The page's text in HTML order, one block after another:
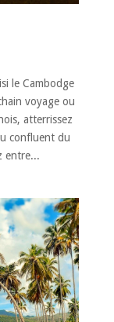
le Cambodge
voyage ou
atterrissez
confluent du
entre...